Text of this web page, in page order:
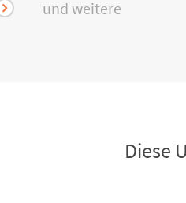
und weitere
Diese